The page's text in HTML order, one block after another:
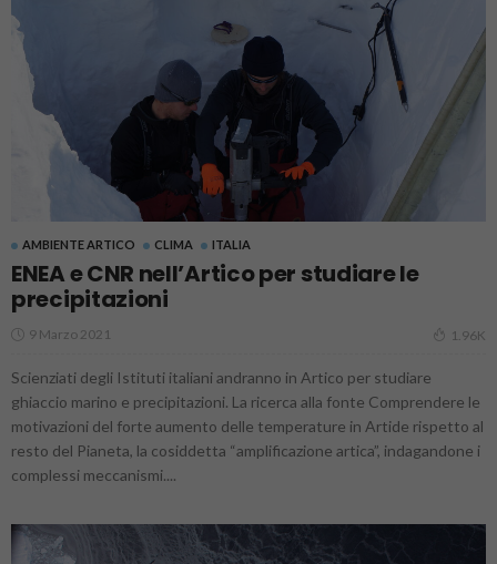
AMBIENTE ARTICO CLIMA ITALIA
ENEA e CNR nell’Artico per studiare le
precipitazioni
9 Marzo 2021 1.96K
Scienziati degli Istituti italiani andranno in Artico per studiare
ghiaccio marino e precipitazioni. La ricerca alla fonte Comprendere le
motivazioni del forte aumento delle temperature in Artide rispetto al
resto del Pianeta, la cosiddetta “amplificazione artica”, indagandone i
complessi meccanismi....